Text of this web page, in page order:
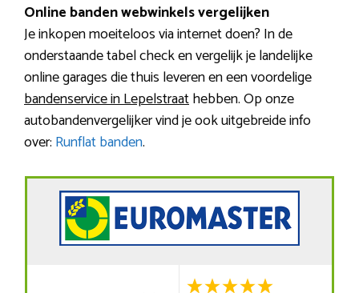
Online banden webwinkels vergelijken
Je inkopen moeiteloos via internet doen? In de
onderstaande tabel check en vergelijk je landelijke
online garages die thuis leveren en een voordelige
bandenservice in Lepelstraathebben. Op onze
autobandenvergelijker vind je ook uitgebreide info
over: Runflat banden.